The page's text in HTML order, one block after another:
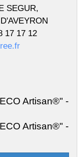
SEGUR,
17 17 12
Artisan®" -
Artisan®" -